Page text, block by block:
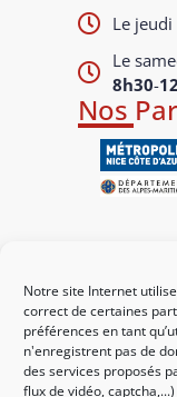
Notre site Internet
correct de certaines
préférences en tant
n'enregistrent pas de
des services proposés
flux de vidéo,
Le
Le
8h30-
Nos
Mes
Portail